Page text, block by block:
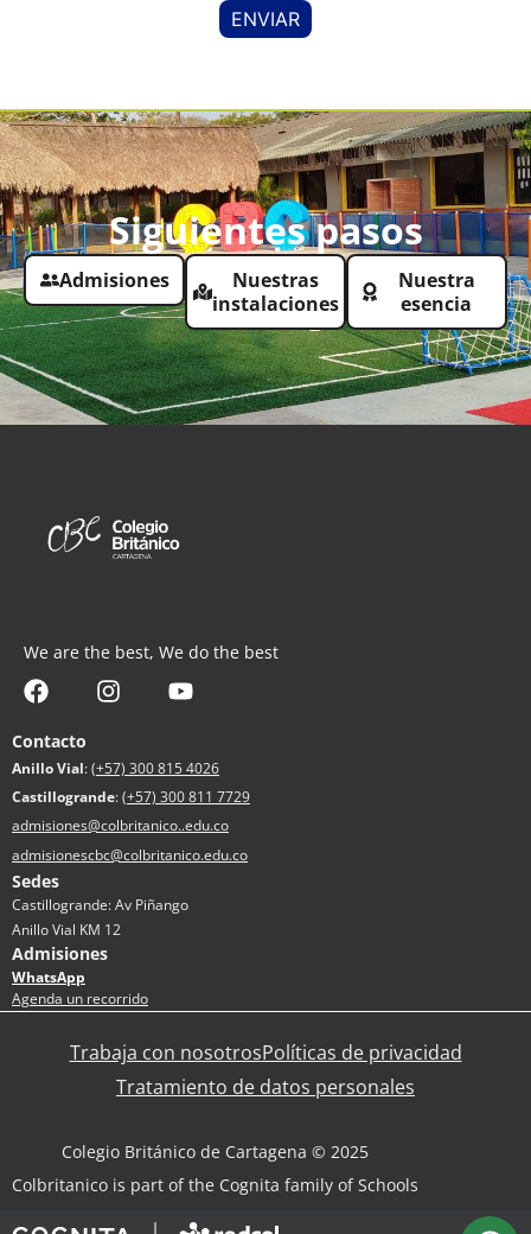
Siguientes pasos
Admisiones
Nuestras
instalaciones
Nuestra
esencia
We are the best, We do the best
Contacto
Anillo Vial:(+57) 300 815 4026
Castillogrande:(+57) 300 811 7729
admisiones@colbritanico..edu.co
admisionescbc@colbritanico.edu.co
Sedes
Castillogrande: Av Piñango
Anillo Vial KM 12
Admisiones
WhatsApp
Agenda un recorrido
Trabaja con nosotrosPolíticas de privacidad
Tratamiento de datos personales
Colegio Británico de Cartagena © 2025
Colbritanico is part of the Cognita family of Schools